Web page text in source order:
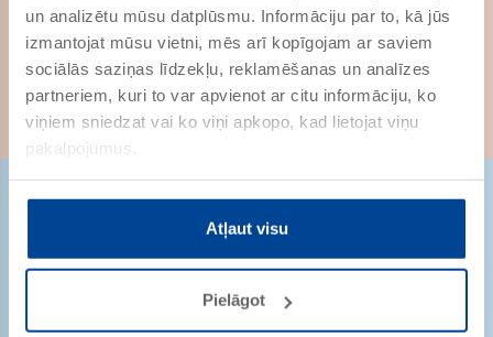
un analizētu mūsu datplūsmu. Informāciju par to, kā jūs
izmantojat mūsu vietni, mēs arī kopīgojam ar saviem
sociālās saziņas līdzekļu, reklamēšanas un analīzes
partneriem, kuri to var apvienot ar citu informāciju, ko
viņiem sniedzat vai ko viņi apkopo, kad lietojat viņu
pakalpojumus.
Atļaut visu
Pielāgot
PRECES NR. 102225
Latvija